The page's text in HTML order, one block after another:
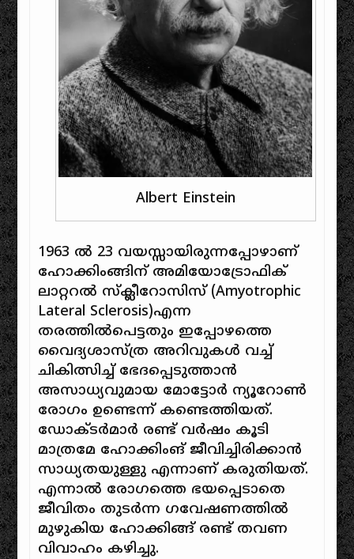
Albert Einstein
1963 ൽ 23 വയസ്സായിരുന്നപ്പോഴാണ്
ഹോക്കിംങ്ങിന് അമിയോട്രോഫിക്
ലാറ്ററൽ സ്‌ക്ലീറോസിസ് (Amyotrophic
Lateral Sclerosis)എന്ന
തരത്തിൽപെട്ടതും ഇപ്പോഴത്തെ
വൈദ്യശാസ്ത്ര അറിവുകൾ വച്ച്
ചികിത്സിച്ച് ഭേദപ്പെടുത്താൻ
അസാധ്യവുമായ മോട്ടോർ ന്യൂറോൺ
രോഗം ഉണ്ടെന്ന് കണ്ടെത്തിയത്.
ഡോക്ടർമാർ രണ്ട് വർഷം കൂടി
മാത്രമേ ഹോക്കിംങ് ജീവിച്ചിരിക്കാൻ
സാധ്യതയുള്ളു എന്നാണ് കരുതിയത്.
എന്നാൽ രോഗത്തെ ഭയപ്പെടാതെ
ജീവിതം തുടർന്ന ഗവേഷണത്തിൽ
മുഴുകിയ ഹോക്കിങ്ങ് രണ്ട് തവണ
വിവാഹം കഴിച്ചു.